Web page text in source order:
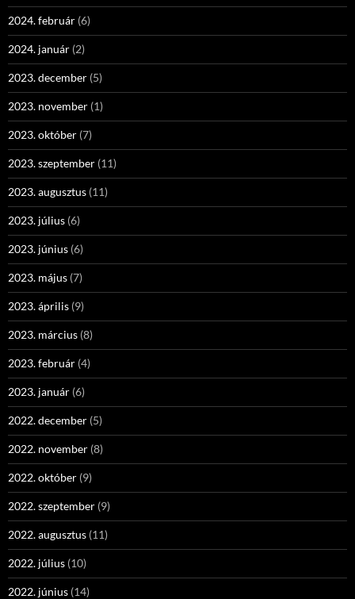
2024. február (6)
2024. január (2)
2023. december (5)
2023. november (1)
2023. október (7)
2023. szeptember (11)
2023. augusztus (11)
2023. július (6)
2023. június (6)
2023. május (7)
2023. április (9)
2023. március (8)
2023. február (4)
2023. január (6)
2022. december (5)
2022. november (8)
2022. október (9)
2022. szeptember (9)
2022. augusztus (11)
2022. július (10)
2022. június (14)